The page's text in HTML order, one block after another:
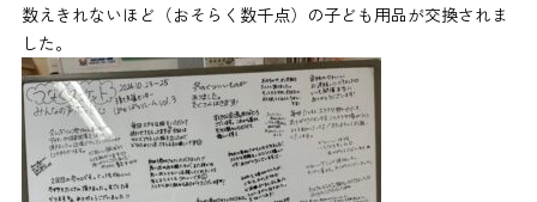
数えきれないほど（おそらく数千点）の子ども用品が交換されま
した。